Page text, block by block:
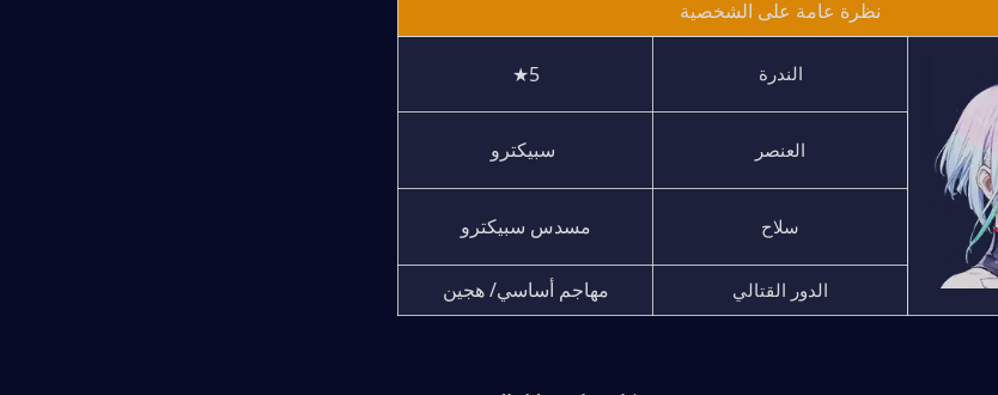
نظرة عامة على الشخصية
الندرة 5★
العنصر سبيكترو
سلاح مسدس سبيكترو
الدور القتالي مهاجم أساسي/ هجين